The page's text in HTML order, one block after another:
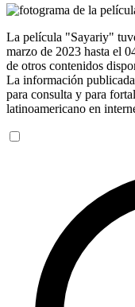
La película "Sayariy"
marzo de 2023 hasta el
de otros contenidos
La información
para consulta y para
latinoamericano en